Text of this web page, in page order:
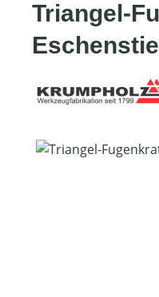
Triangel-
Bildergalerie